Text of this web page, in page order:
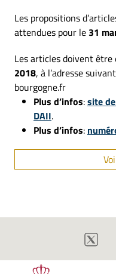
Les propositions
attendues pour le 31
Les articles doivent être
2018, à l’adresse
bourgogne.fr
Plus d’infos:site
DAII.
Plus d’infos: